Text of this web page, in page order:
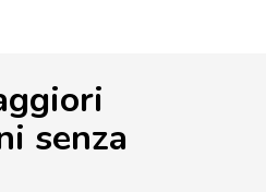
senza